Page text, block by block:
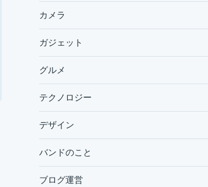
カメラ
ガジェット
グルメ
テクノロジー
デザイン
バンドのこと
ブログ運営